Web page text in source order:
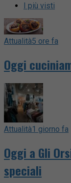
I più visti
Attualità5 ore fa
Oggi
Attualità1 giorno fa
Oggi a Gli
speciali